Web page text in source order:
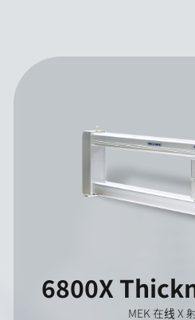
6800X
MEK 在线 X